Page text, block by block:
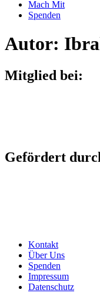
Mach Mit
Spenden
Autor:
Mitglied bei:
Gefördert
Kontakt
Über Uns
Spenden
Impressum
Datenschutz